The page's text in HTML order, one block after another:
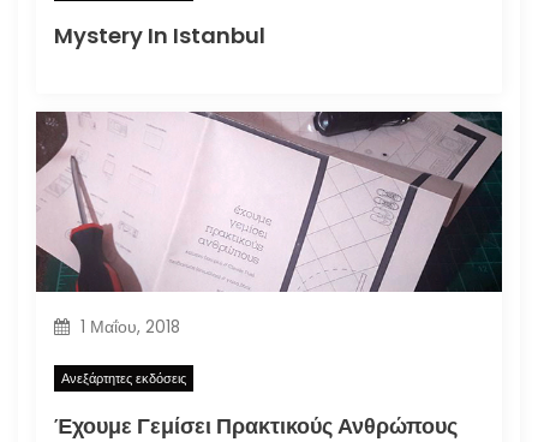
Mystery In Istanbul
1 Μαΐου, 2018
Ανεξάρτητες εκδόσεις
Έχουμε Γεμίσει Πρακτικούς Ανθρώπους